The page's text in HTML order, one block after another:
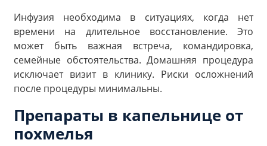
Инфузия необходима в ситуациях, когда нет
времени на длительное восстановление. Это
может быть важная встреча, командировка,
семейные обстоятельства. Домашняя процедура
исключает визит в клинику. Риски осложнений
после процедуры минимальны.
Препараты в капельнице от
похмелья